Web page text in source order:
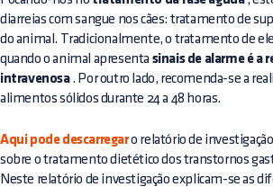
diarreias com sangue nos cães: tratamento de
do animal. Tradicionalmente, o tratamento de
quando o animal apresenta sinais de alarme é a
intravenosa. Por outro lado, recomenda-se a
alimentos sólidos durante 24 a 48 horas.
Aqui pode descarregaro relatório de
sobre o tratamento dietético dos transtornos
Neste relatório de investigação explicam-se as